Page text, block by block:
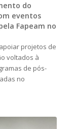
do
eventos
Fapeam no
projetos de
voltados à
de pós-
no